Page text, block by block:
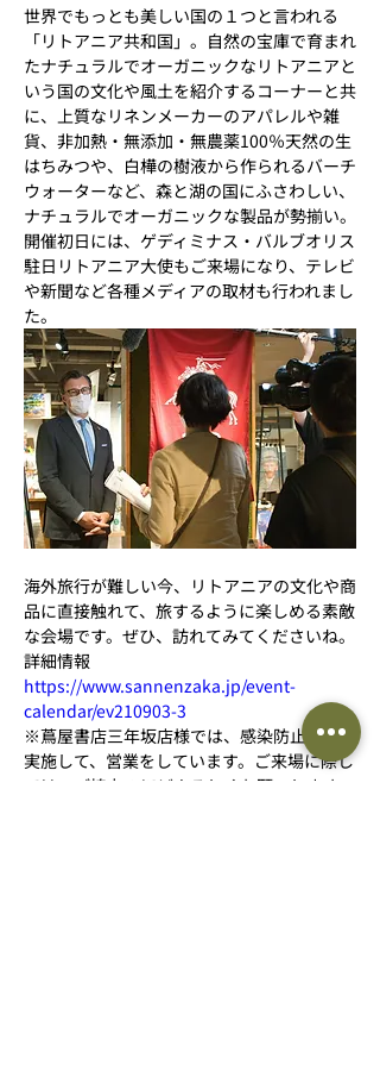
世界でもっとも美しい国の１つと言われる
「リトアニア共和国」。自然の宝庫で育まれ
たナチュラルでオーガニックなリトアニアと
いう国の文化や風土を紹介するコーナーと共
に、上質なリネンメーカーのアパレルや雑
貨、非加熱・無添加・無農薬100％天然の生
はちみつや、白樺の樹液から作られるバーチ
ウォーターなど、森と湖の国にふさわしい、
ナチュラルでオーガニックな製品が勢揃い。
開催初日には、ゲディミナス・バルブオリス
駐日リトアニア大使もご来場になり、テレビ
や新聞など各種メディアの取材も行われまし
た。
海外旅行が難しい今、リトアニアの文化や商
品に直接触れて、旅するように楽しめる素敵
な会場です。ぜひ、訪れてみてくださいね。
詳細情報
https://www.sannenzaka.jp/event-
calendar/ev210903-3
※蔦屋書店三年坂店様では、感染防止対策を
実施して、営業をしています。ご来場に際し
ては、ご協力のほどよろしくお願いします。